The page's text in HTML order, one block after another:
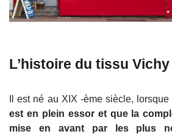
L’histoire du tissu Vichy
Il est né au XIX -ème siècle, lorsque
est en plein essor et que la
mise en avant par les plus